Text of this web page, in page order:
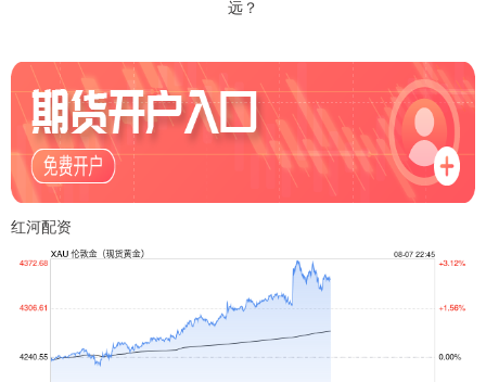
红河配资